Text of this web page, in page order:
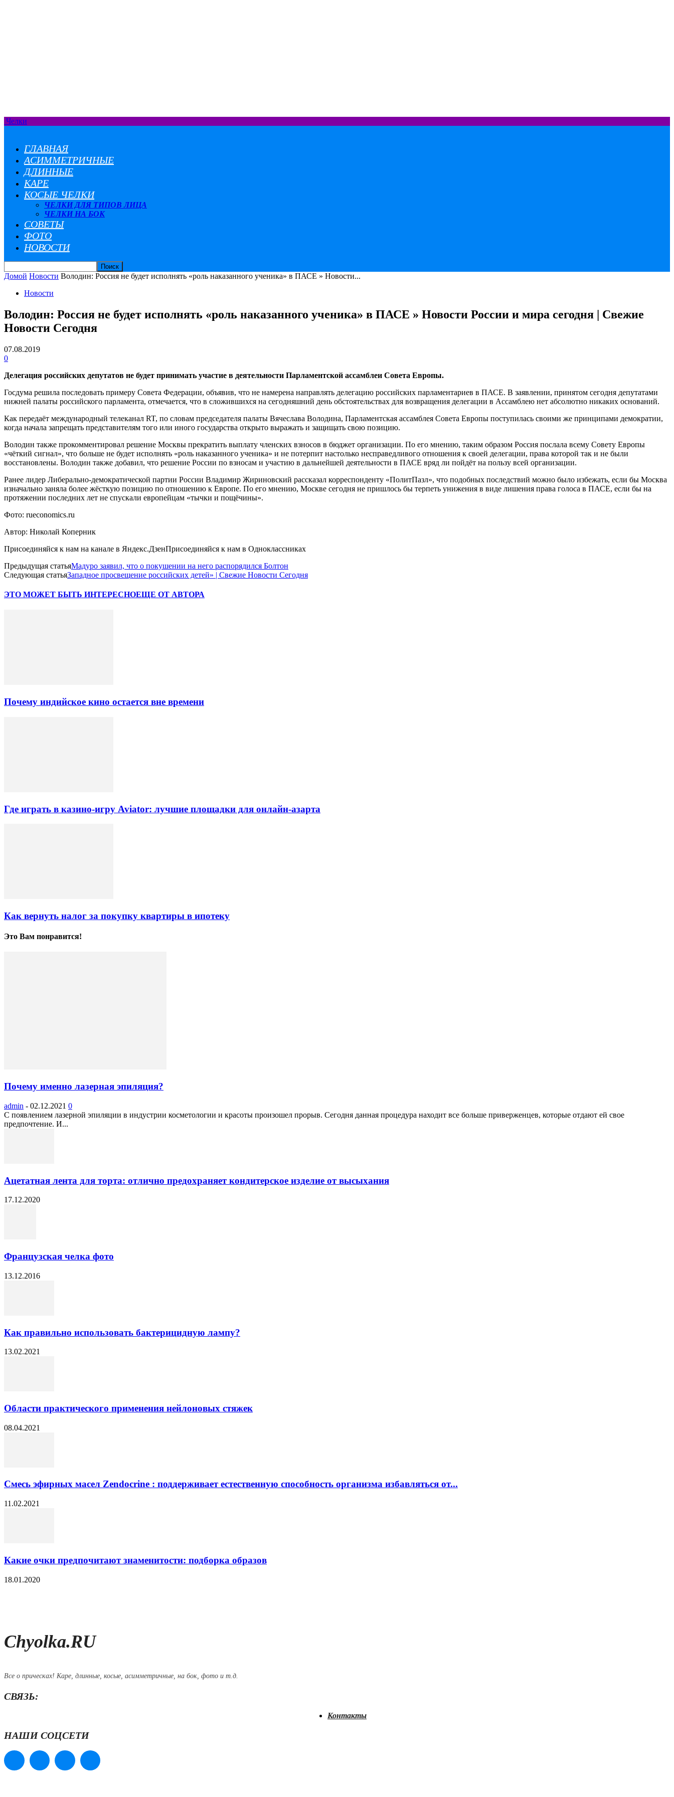
Челки
ГЛАВНАЯ
АСИММЕТРИЧНЫЕ
ДЛИННЫЕ
КАРЕ
КОСЫЕ ЧЕЛКИ
ЧЕЛКИ ДЛЯ ТИПОВ ЛИЦА
ЧЕЛКИ НА БОК
СОВЕТЫ
ФОТО
НОВОСТИ
Домой Новости Володин: Россия не будет исполнять «роль наказанного ученика» в ПАСЕ » Новости...
Новости
Володин: Россия не будет исполнять «роль наказанного ученика» в ПАСЕ » Новости России и мира сегодня | Свежие
Новости Сегодня
07.08.2019
0
Делегация российских депутатов не будет принимать участие в деятельности Парламентской ассамблеи Совета Европы.
Госдума решила последовать примеру Совета Федерации, объявив, что не намерена направлять делегацию российских парламентариев в ПАСЕ. В заявлении, принятом сегодня депутатами
нижней палаты российского парламента, отмечается, что в сложившихся на сегодняшний день обстоятельствах для возвращения делегации в Ассамблею нет абсолютно никаких оснований.
Как передаёт международный телеканал RT, по словам председателя палаты Вячеслава Володина, Парламентская ассамблея Совета Европы поступилась своими же принципами демократии,
когда начала запрещать представителям того или иного государства открыто выражать и защищать свою позицию.
Володин также прокомментировал решение Москвы прекратить выплату членских взносов в бюджет организации. По его мнению, таким образом Россия послала всему Совету Европы
«чёткий сигнал», что больше не будет исполнять «роль наказанного ученика» и не потерпит настолько несправедливого отношения к своей делегации, права которой так и не были
восстановлены. Володин также добавил, что решение России по взносам и участию в дальнейшей деятельности в ПАСЕ вряд ли пойдёт на пользу всей организации.
Ранее лидер Либерально-демократической партии России Владимир Жириновский рассказал корреспонденту «ПолитПазл», что подобных последствий можно было избежать, если бы Москва
изначально заняла более жёсткую позицию по отношению к Европе. По его мнению, Москве сегодня не пришлось бы терпеть унижения в виде лишения права голоса в ПАСЕ, если бы на
протяжении последних лет не спускали европейцам «тычки и пощёчины».
Фото: rueconomics.ru
Автор: Николай Коперник
Присоединяйся к нам на канале в Яндекс.ДзенПрисоединяйся к нам в Одноклассниках
Предыдущая статьяМадуро заявил, что о покушении на него распорядился Болтон
Следующая статьяЗападное просвещение российских детей» | Свежие Новости Сегодня
ЭТО МОЖЕТ БЫТЬ ИНТЕРЕСНОЕЩЕ ОТ АВТОРА
Почему индийское кино остается вне времени
Где играть в казино-игру Aviator: лучшие площадки для онлайн-азарта
Как вернуть налог за покупку квартиры в ипотеку
Это Вам понравится!
Почему именно лазерная эпиляция?
admin - 02.12.2021 0
С появлением лазерной эпиляции в индустрии косметологии и красоты произошел прорыв. Сегодня данная процедура находит все больше приверженцев, которые отдают ей свое
предпочтение. И...
Ацетатная лента для торта: отлично предохраняет кондитерское изделие от высыхания
17.12.2020
Французская челка фото
13.12.2016
Как правильно использовать бактерицидную лампу?
13.02.2021
Области практического применения нейлоновых стяжек
08.04.2021
Смесь эфирных масел Zendocrine : поддерживает естественную способность организма избавляться от...
11.02.2021
Какие очки предпочитают знаменитости: подборка образов
18.01.2020
Chyolka.RU
Все о прическах! Каре, длинные, косые, асимметричные, на бок, фото и т.д.
СВЯЗЬ:
Контакты
НАШИ СОЦСЕТИ